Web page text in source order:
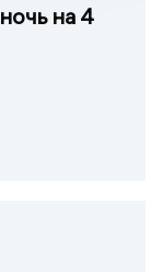
на 4